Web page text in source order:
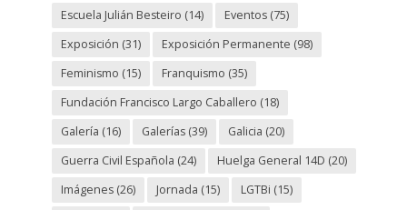
Escuela Julián Besteiro (14) Eventos(75)
Exposición (31) Exposición Permanente (98)
Feminismo (15) Franquismo (35)
Fundación Francisco Largo Caballero (18)
Galería (16) Galerías(39) Galicia (20)
Guerra Civil Española (24) Huelga General 14D (20)
Imágenes(26) Jornada (15) LGTBi (15)